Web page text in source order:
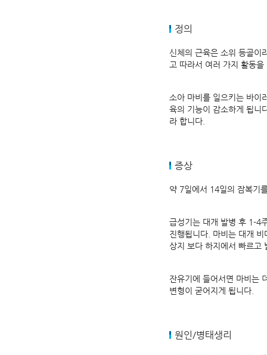
정의
신체의 근육은 소위 등골이
고 따라서 여러 가지 활동
소아 마비를 일으키는 바이
육의 기능이 감소하게 됩니
라 합니다.
증상
약 7일에서 14일의 잠복기
급성기는 대개 발병 후 1-4
진행됩니다. 마비는 대개
상지 보다 하지에서 빠르고
잔유기에 들어서면 마비는
변형이 굳어지게 됩니다.
원인/병태생리